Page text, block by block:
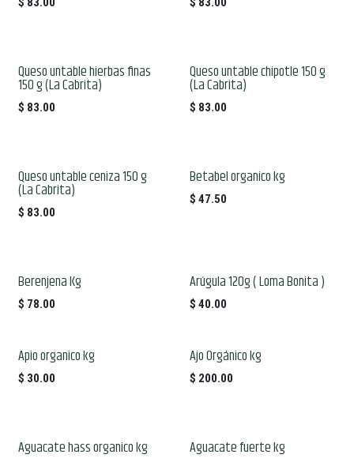
Queso untable hierbas finas
150 g (La Cabrita)
$ 83.00
Queso untable chipotle 150 g
(La Cabrita)
$ 83.00
Queso untable ceniza 150 g
(La Cabrita)
$ 83.00
Betabel organico kg
$ 47.50
Berenjena Kg
$ 78.00
Arúgula 120g ( Loma Bonita )
$ 40.00
Apio organico kg
$ 30.00
Ajo Orgánico kg
$ 200.00
Aguacate hass organico kg Aguacate fuerte kg